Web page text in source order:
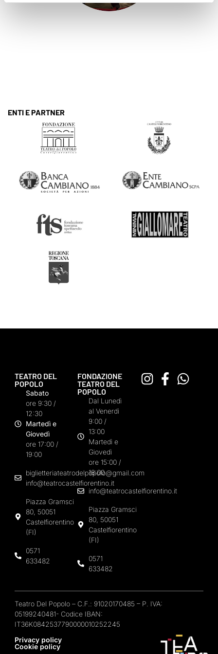
ENTI E PARTNER
TEATRO DEL
POPOLO
Sabato
ore 9:30 /
12:30
Martedì e
Giovedì
ore 17:00 /
19:00
biglietteriateatrodelpopolo@gmail.com
info@teatrocastelfiorentino.it
Piazza Gramsci
80, 50051
Castelfiorentino
(FI)
0571
633482
FONDAZIONE
TEATRO DEL
POPOLO
Dal Lunedì
al Venerdì
9:00 /
13:00
Martedì e
Giovedì
ore 15:00 /
18:00
info@teatrocastelfiorentino.it
Piazza Gramsci
80, 50051
Castelfiorentino
(FI)
0571
633482
Teatro Del Popolo – C.F.: 91020170485 – P. IVA:
05199240481- Codice IBAN:
IT36K0842537790000010252245
Privacy policy
Cookie policy